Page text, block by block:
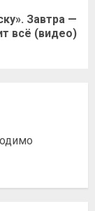
Завтра —
всё (видео)